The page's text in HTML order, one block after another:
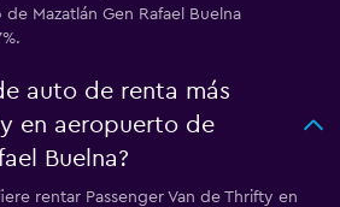
Mazatlán Gen Rafael Buelna
auto de renta más
en aeropuerto de
Buelna?
rentar Passenger Van de Thrifty en